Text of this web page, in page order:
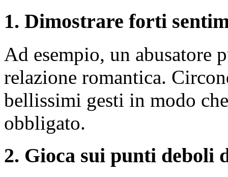
1. Dimostrare forti
Ad esempio, un abusatore
relazione romantica.
bellissimi gesti in modo
obbligato.
2. Gioca sui punti deboli